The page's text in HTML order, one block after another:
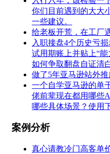
你们目前遇到的大大
一些建议。
给老板开荒，在工厂
入职接盘4个历史亏
试用期账上并贴上“
如何争取翻盘自证清
做了5年亚马逊站外
一个自学亚马逊的单
佬前辈现在都用哪些
哪些具体场景？使用
案例分析
真心请教冷门高客单